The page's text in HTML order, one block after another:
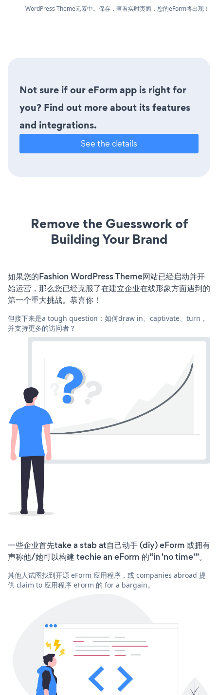
WordPress Theme元素中。保存，查看实时页面，您的eForm将出现！
Not sure if our eForm app is right for
you? Find out more about its features
and integrations.
See the details
Remove the Guesswork of
Building Your Brand
如果您的Fashion WordPress Theme网站已经启动并开
始运营，那么您已经克服了在建立企业在线形象方面遇到的
第一个重大挑战。恭喜你！
但接下来是a tough question：如何draw in、captivate、turn，
并支持更多的访问者？
一些企业首先take a stab at自己动手 (diy) eForm 或拥有
声称他/她可以构建 techie an eForm 的“in 'no time'”。
其他人试图找到开源 eForm 应用程序，或 companies abroad 提
供 claim to 应用程序 eForm 的 for a bargain。